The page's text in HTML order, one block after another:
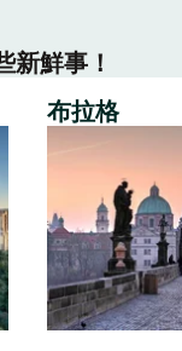
新鮮事！
布拉格